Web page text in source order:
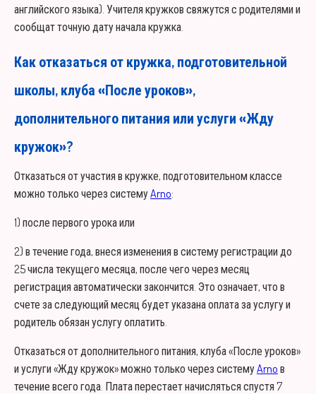
английского языка). Учителя кружков свяжутся с родителями и
сообщат точную дату начала кружка.
Как отказаться от кружка, подготовительной
школы, клуба «После уроков»,
дополнительного питания или услуги «Жду
кружок»?
Отказаться от участия в кружке, подготовительном классе
можно только через системуArno:
1) после первого урока или
2) в течение года, внеся изменения в систему регистрации до
25 числа текущего месяца, после чего через месяц
регистрация автоматически закончится. Это означает, что в
счете за следующий месяц будет указана оплата за услугу и
родитель обязан услугу оплатить.
Отказаться от дополнительного питания, клуба «После уроков»
и услуги «Жду кружок» можно только через системуArno в
течение всего года. Плата перестает начисляться спустя 7